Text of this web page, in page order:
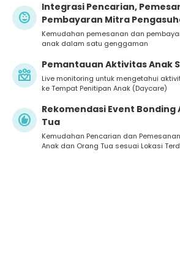
child_care
Integrasi Pencarian,
Pembayaran Mitra
Kemudahan pemesanan dan
anak dalam satu genggaman
diversity_4
Pemantauan Aktivitas Anak
Live monitoring untuk mengetahui
ke Tempat Penitipan Anak (Daycare)
recommend
Rekomendasi Event Bonding
Tua
Kemudahan Pencarian dan
Anak dan Orang Tua sesuai Lokasi